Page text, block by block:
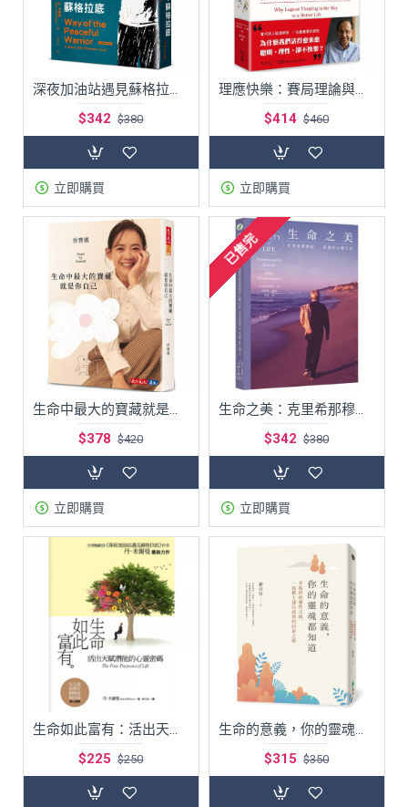
$342 $380
立即購買
理應快樂：賽局理論與生活之道
$414 $460
立即購買
$378 $420
立即購買
已售完
生命之美：克里希那穆提最後的心靈日記
$342 $380
立即購買
$225 $250
$315 $350